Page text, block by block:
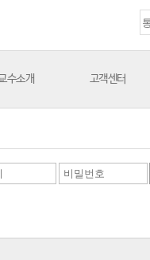
수소개 고객센터